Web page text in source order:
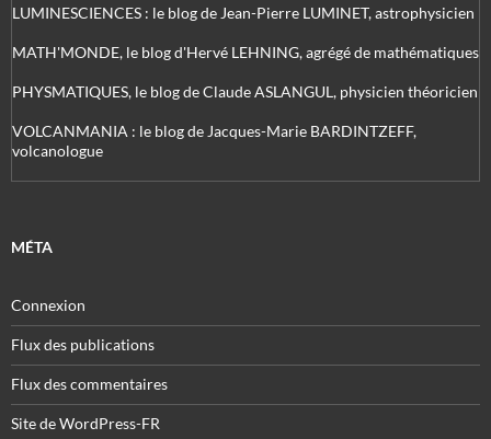
LUMINESCIENCES : le blog de Jean-Pierre LUMINET, astrophysicien
MATH'MONDE, le blog d'Hervé LEHNING, agrégé de mathématiques
PHYSMATIQUES, le blog de Claude ASLANGUL, physicien théoricien
VOLCANMANIA : le blog de Jacques-Marie BARDINTZEFF,
volcanologue
MÉTA
Connexion
Flux des publications
Flux des commentaires
Site de WordPress-FR